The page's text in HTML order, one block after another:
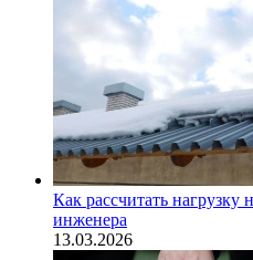
Как рассчитать нагрузку
инженера
13.03.2026